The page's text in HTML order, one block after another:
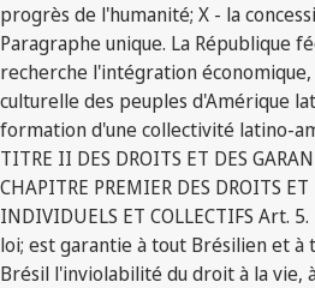
progrès de l'humanité; X - la
Paragraphe unique. La République
recherche l'intégration
culturelle des peuples d'Amérique
formation d'une collectivité latino-
TITRE II DES DROITS ET DES
CHAPITRE PREMIER DES DROITS ET
INDIVIDUELS ET COLLECTIFS Art.
loi; est garantie à tout Brésilien et
Brésil l'inviolabilité du droit à la vie,